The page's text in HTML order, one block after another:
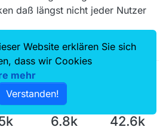
daß längst nicht jeder Nutzer
6.8k 42.6k
Website erklären Sie sich
dass wir Cookies
mehr
Verstanden!